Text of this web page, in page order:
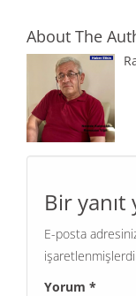
About The
Bir yanıt
E-posta
Yorum *